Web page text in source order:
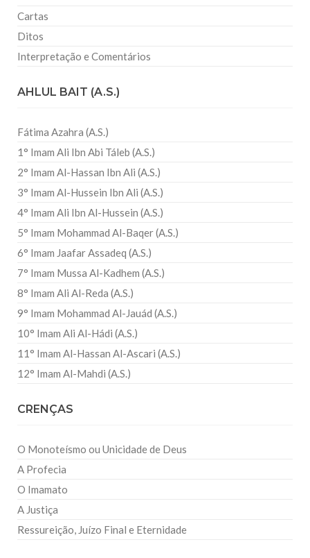
Cartas
Ditos
Interpretação e Comentários
AHLUL BAIT (A.S.)
Fátima Azahra (A.S.)
1° Imam Ali Ibn Abi Táleb (A.S.)
2° Imam Al-Hassan Ibn Ali (A.S.)
3° Imam Al-Hussein Ibn Ali (A.S.)
4° Imam Ali Ibn Al-Hussein (A.S.)
5° Imam Mohammad Al-Baqer (A.S.)
6° Imam Jaafar Assadeq (A.S.)
7° Imam Mussa Al-Kadhem (A.S.)
8° Imam Ali Al-Reda (A.S.)
9° Imam Mohammad Al-Jauád (A.S.)
10° Imam Ali Al-Hádi (A.S.)
11° Imam Al-Hassan Al-Ascari (A.S.)
12° Imam Al-Mahdi (A.S.)
CRENÇAS
O Monoteísmo ou Unicidade de Deus
A Profecia
O Imamato
A Justiça
Ressureição, Juízo Final e Eternidade